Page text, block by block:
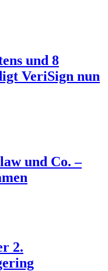
und 8
VeriSign nun
und Co. –
2.